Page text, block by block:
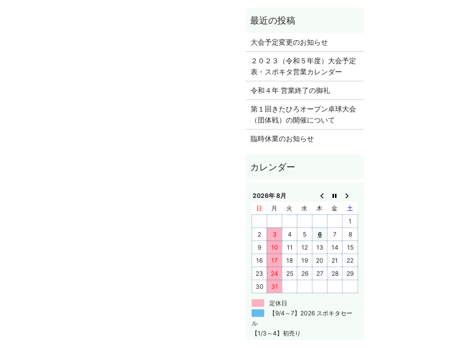
大会予定変更のお知らせ
２０２３（令和５年度）大会予定
表・スポキタ営業カレンダー
令和４年 営業終了の御礼
第１回きたひろオープン卓球大会
（団体戦）の開催について
臨時休業のお知らせ
2026年 8月
日
月 火 水 木 金
土
1
2
3 4 5 6 7
8
9
10 11 12 13 14
15
16
17 18 19 20 21
22
23
24 25 26 27 28
29
30
31
定休日
【9/4～7】2026 スポキタセー
ル
【1/3～4】初売り